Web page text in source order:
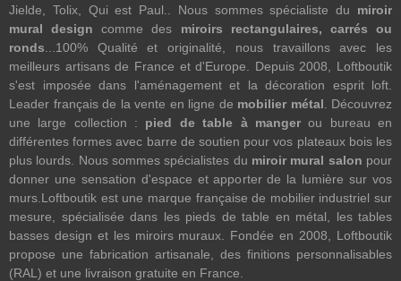
Jielde, Tolix, Qui est Paul.. Nous sommes spécialiste du miroir
mural design comme des miroirs rectangulaires, carrés ou
ronds ...100% Qualité et originalité, nous travaillons avec les
meilleurs artisans de France et d'Europe. Depuis 2008, Loftboutik
s'est imposée dans l'aménagement et la décoration esprit loft.
Leader français de la vente en ligne de mobilier métal . Découvrez
une large collection : pied de table à mangerou bureau en
différentes formes avec barre de soutien pour vos plateaux bois les
plus lourds. Nous sommes spécialistes du miroir mural salon pour
donner une sensation d'espace et apporter de la lumière sur vos
murs.Loftboutik est une marque française de mobilier industriel sur
mesure, spécialisée dans les pieds de table en métal, les tables
basses design et les miroirs muraux. Fondée en 2008, Loftboutik
propose une fabrication artisanale, des finitions personnalisables
(RAL) et une livraison gratuite en France.